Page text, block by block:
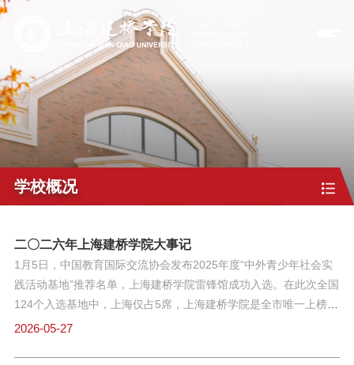
学校概况
二〇二六年上海建桥学院大事记
1月5日，中国教育国际交流协会发布2025年度“中外青少年社会实
践活动基地”推荐名单，上海建桥学院雷锋馆成功入选。在此次全国
124个入选基地中，上海仅占5席，上海建桥学院是全市唯一上榜的
民办高校，标志着学校在红色文化育人与国际交流融合方面走在前
2026-05-27